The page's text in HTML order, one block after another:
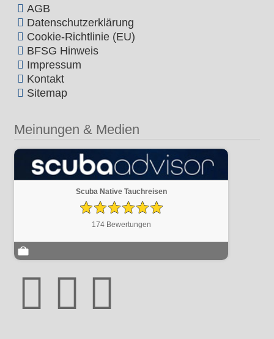
AGB
Datenschutzerklärung
Cookie-Richtlinie (EU)
BFSG Hinweis
Impressum
Kontakt
Sitemap
Meinungen & Medien
Scuba Native Tauchreisen
174 Bewertungen